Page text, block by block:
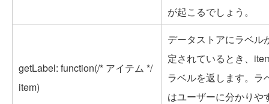
が起こるでしょう。
getLabel: function(/* アイテム */
item)
データストアにラベル
定されているとき、
ラベルを返します。ラ
はユーザーに分かりや